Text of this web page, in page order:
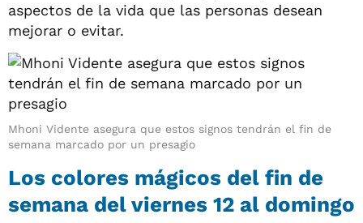
aspectos de la vida que las personas desean
mejorar o evitar.
Mhoni Vidente asegura que estos signos tendrán el fin de
semana marcado por un presagio
Los colores mágicos del fin de
semana del viernes 12 al domingo